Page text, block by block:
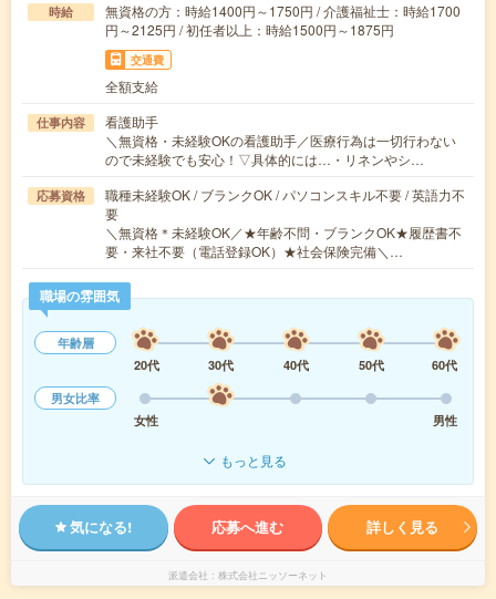
時給
無資格の方：時給1400円～1750円 / 介護福祉士：時給1700
円～2125円 / 初任者以上：時給1500円～1875円
交通費
全額支給
仕事内容
看護助手
＼無資格・未経験OKの看護助手／医療行為は一切行わない
ので未経験でも安心！▽具体的には…・リネンやシ…
応募資格
職種未経験OK / ブランクOK / パソコンスキル不要 / 英語力不
要
＼無資格＊未経験OK／★年齢不問・ブランクOK★履歴書不
要・来社不要（電話登録OK）★社会保険完備＼…
職場の雰囲気
年齢層
20代
30代 40代 50代
60代
男女比率
女性
男性
もっと見る
気になる! 応募へ進む 詳しく見る
派遣会社 株式会社ニッソーネット